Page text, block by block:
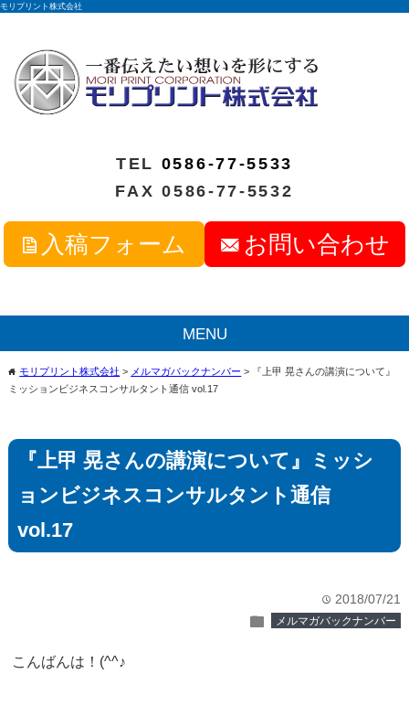
モリプリント株式会社
TEL 0586-77-5533
FAX 0586-77-5532
入稿フォーム お問い合わせ
MENU
homeモリプリント株式会社 > メルマガバックナンバー >
『上甲 晃さんの講演について』
ミッションビジネスコンサルタント通信 vol.17
『上甲 晃さんの講演について』ミッシ
ョンビジネスコンサルタント通信
vol.17
time 2018/07/21
folder メルマガバックナンバー
こんばんは！(^^♪